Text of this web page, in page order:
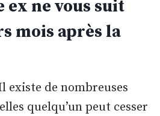
ne vous suit
mois après la
existe de nombreuses
quelqu’un peut cesser